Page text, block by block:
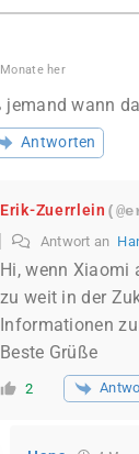
her
jemand wann
Antworten
Erik-Zuerrlein
Antwort an
Hi, wenn Xiaomi
zu weit in der
Informationen
Beste Grüße
2